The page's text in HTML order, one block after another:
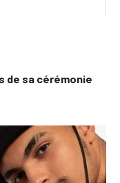
de sa cérémonie